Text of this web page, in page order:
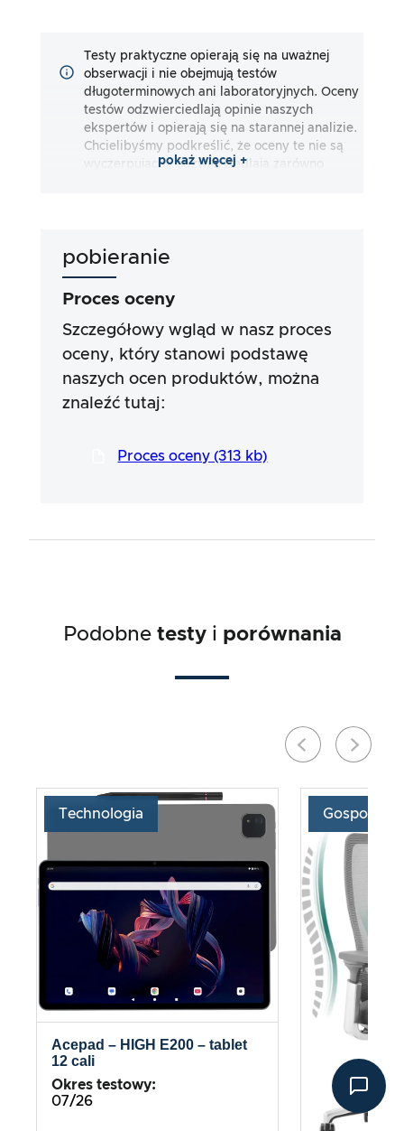
Testy praktyczne opierają się na uważnej
obserwacji i nie obejmują testów
długoterminowych ani laboratoryjnych. Oceny
testów odzwierciedlają opinie naszych
ekspertów i opierają się na starannej analizie.
Chcielibyśmy podkreślić, że oceny te nie są
wyczerpujące i odzwierciedlają zarówno
za dokładność lub kompletność wyników
medycznych lub konkretnych składnikach
produktów. Opieramy się na oświadczeniach
reklamowych i informacjach dostarczonych
przez producentów, ale korzystanie z tych
informacji zawsze odbywa się na własne
ryzyko. Nasze wysiłki mają na celu
profesjonalnym procesie w ścisłej współpracy
pokaż więcej +
pobieranie
Proces oceny
Szczegółowy wgląd w nasz proces
oceny, który stanowi podstawę
naszych ocen produktów, można
znaleźć tutaj:
Proces oceny (313 kb)
Podobne testy i porównania
Technologia
Acepad – HIGH E200 – tablet
12 cali
Okres testowy:
07/26